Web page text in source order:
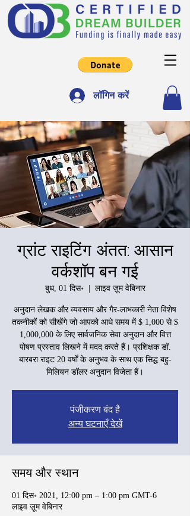
लॉगिन करें
ग्रांट राइटिंग अंतत: आसान
वर्कशॉप बन गई
बुध, 01 दिस॰
  |
लाइव ज़ूम वेबिनार
अनुदान लेखक और व्यवसाय और गैर-लाभकारी नेता विशेष
तकनीकों को सीखेंगे जो आपको आधे समय में $ 1,000 से $
1,000,000 के लिए सार्वजनिक सेवा अनुदान और वित्त
पोषण प्रस्ताव लिखने में मदद करते हैं। प्रशिक्षक डॉ.
बारबरा राइट 20 वर्षों के अनुभव के साथ एक सिद्ध बहु-
मिलियन डॉलर अनुदान विजेता हैं।
पंजीकरण बंद है
अन्य घटनाएँ देखें
समय और स्थान
01 दिस॰ 2021, 12:00 pm – 1:00 pm GMT-6
लाइव ज़ूम वेबिनार